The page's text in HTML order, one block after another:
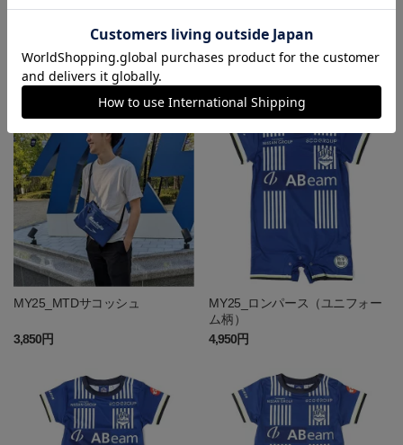
MY25_ハイス・STR-Tシャツ
4,950円
MY25_MTD・AZA-Tシャツ
MY25_MTDサコッシュ
3,850円
MY25_ロンパース（ユニフォー
ム柄）
4,950円